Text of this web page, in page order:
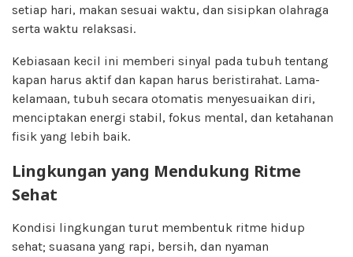
setiap hari, makan sesuai waktu, dan sisipkan olahraga
serta waktu relaksasi.
Kebiasaan kecil ini memberi sinyal pada tubuh tentang
kapan harus aktif dan kapan harus beristirahat. Lama-
kelamaan, tubuh secara otomatis menyesuaikan diri,
menciptakan energi stabil, fokus mental, dan ketahanan
fisik yang lebih baik.
Lingkungan yang Mendukung Ritme
Sehat
Kondisi lingkungan turut membentuk ritme hidup
sehat; suasana yang rapi, bersih, dan nyaman